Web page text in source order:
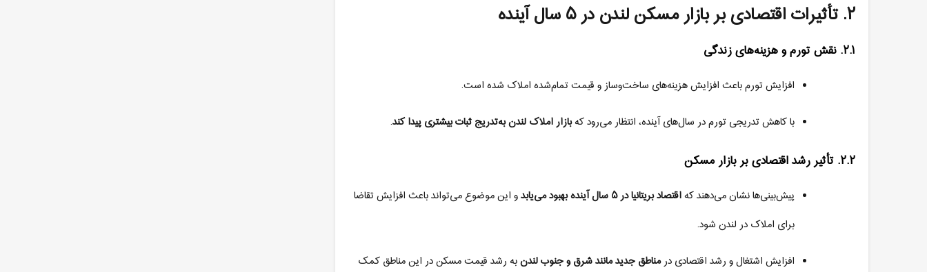
۲.تأثیرات اقتصادی بر بازار مسکن لندن در۵سال آینده
۲.۱.نقش تورم و هزینه‌های زندگی
افزایش تورم باعث افزایش هزینه‌های ساخت‌وساز و قیمت تمام‌شده املاک شده است.
با کاهش تدریجی تورم در سال‌های آینده، انتظار می‌رود کهبازار املاک لندن به‌تدریج ثبات بیشتری پیدا کند.
۲.۲.تأثیر رشد اقتصادی بر بازار مسکن
پیش‌بینی‌ها نشان می‌دهند کهاقتصاد بریتانیا در۵سال آینده بهبود می‌یابدو این موضوع می‌تواند باعث افزایش تقاضا
برای املاک در لندن شود.
افزایش اشتغال و رشد اقتصادی درمناطق جدید مانند شرق و جنوب لندنبه رشد قیمت مسکن در این مناطق کمک